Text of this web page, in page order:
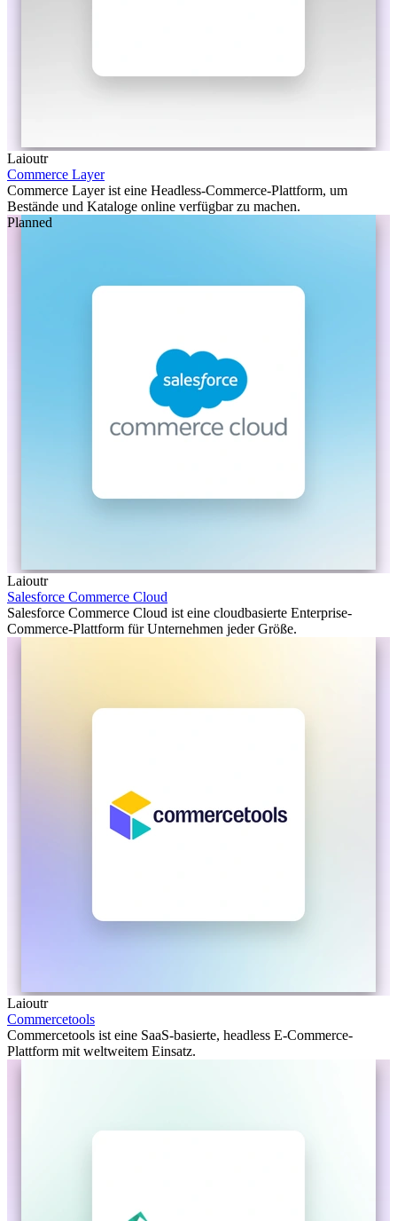
Laioutr
Commerce Layer
Commerce Layer ist eine Headless-Commerce-Plattform, um
Bestände und Kataloge online verfügbar zu machen.
Planned
Laioutr
Salesforce Commerce Cloud
Salesforce Commerce Cloud ist eine cloudbasierte Enterprise-
Commerce-Plattform für Unternehmen jeder Größe.
Laioutr
Commercetools
Commercetools ist eine SaaS-basierte, headless E-Commerce-
Plattform mit weltweitem Einsatz.